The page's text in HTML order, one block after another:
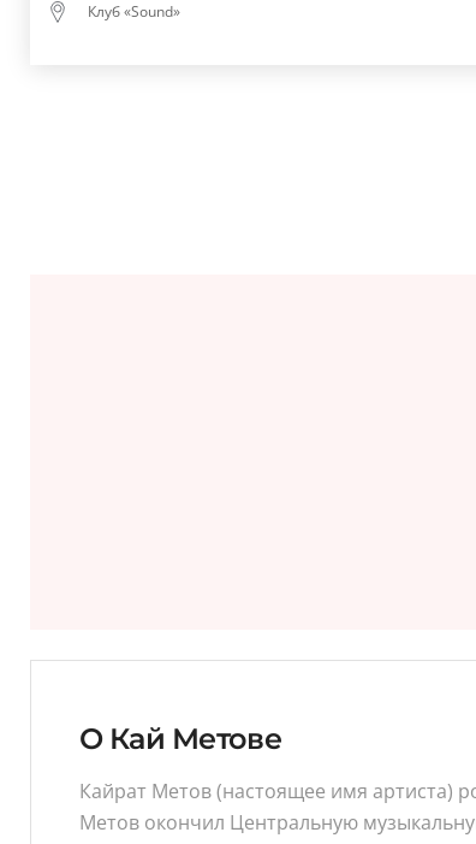
Клуб «Sound»
О Кай Метове
Кайрат Метов (настоящее имя артиста)
Метов окончил Центральную